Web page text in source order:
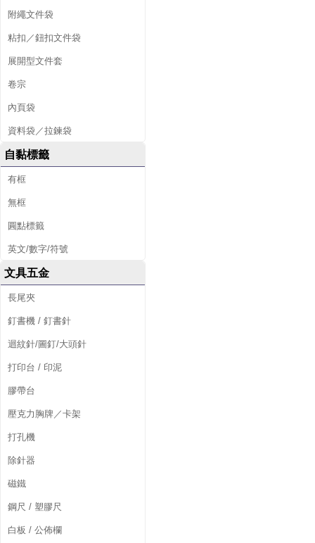
附繩文件袋
粘扣／鈕扣文件袋
展開型文件套
卷宗
內頁袋
資料袋／拉鍊袋
自黏標籤
有框
無框
圓點標籤
英文/數字/符號
文具五金
長尾夾
釘書機 / 釘書針
迴紋針/圖釘/大頭針
打印台 / 印泥
膠帶台
壓克力胸牌／卡架
打孔機
除針器
磁鐵
鋼尺 / 塑膠尺
白板 / 公佈欄